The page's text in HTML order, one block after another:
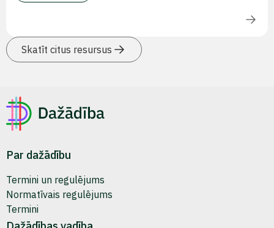
Skatīt citus resursus
Par dažādību
Termini un regulējums
Normatīvais regulējums
Termini